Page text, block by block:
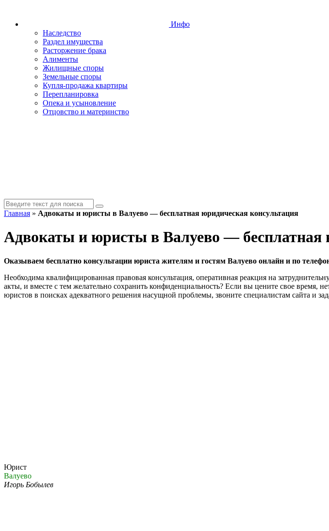
Инфо
Наследство
Раздел имущества
Расторжение брака
Алименты
Жилищные споры
Земельные споры
Купля-продажа квартиры
Перепланировка
Опека и усыновление
Отцовство и материнство
Главная » Адвокаты и юристы в Валуево — бесплатная юридическая консультация
Адвокаты и юристы в Валуево — бесплатная
Оказываем бесплатно консультации юриста жителям и гостям Валуево онлайн и по
Необходима квалифицированная правовая консультация, оперативная реакция на
акты, и вместе с тем желательно сохранить конфиденциальность? Если вы цените свое
юристов в поисках адекватного решения насущной проблемы, звоните специалистам сайта и
Юрист
Валуево
Игорь Бобылев